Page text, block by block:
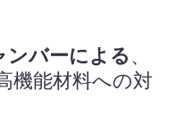
ンバーによる 、
機能材料への対